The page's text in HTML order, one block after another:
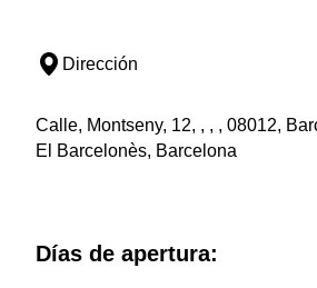
Dirección
Calle, Montseny, 12, , , , 08012,
El Barcelonès, Barcelona
Días de apertura: